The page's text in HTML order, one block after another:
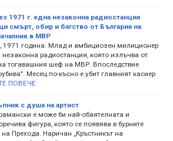
1971 г. една незаконна радиостанция
смърт, обир и бягство от България на
в МВР
1971 година. Млад и амбициозен милиционер
незаконна радиостанция, която излъчва от
тогавашния шеф на МВР. Впоследствие
Месец по-късно е убит главният касиер
ПОВЕЧЕ
с душа на артист
е може би най-обаятелната и
фигура, която се появява в бурните
Прехода. Наричан „Кръстникът на